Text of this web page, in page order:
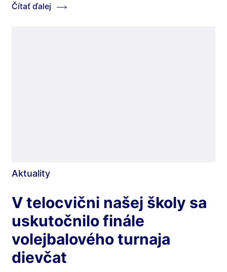
Čítať ďalej
Aktuality
V telocvični našej školy sa
uskutočnilo finále
volejbalového turnaja
dievčat